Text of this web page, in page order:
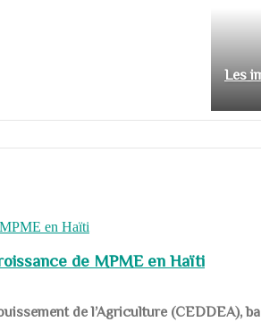
Les
de MPME en Haïti
de l’Agriculture (CEDDEA),